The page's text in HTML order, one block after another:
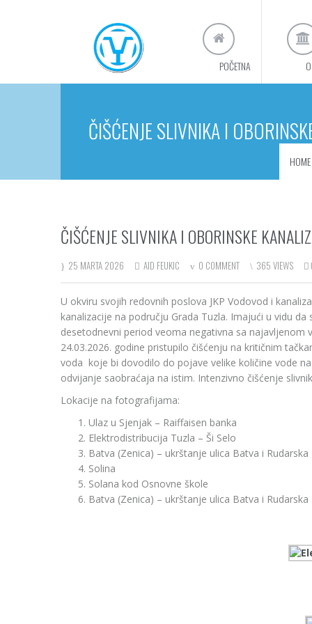
POČETNA
ČIŠĆENJE SLIVNIKA I
HOME
ČIŠĆENJE SLIVNIKA I OBORINSKE
25 MARTA 2026 AID FEUKIC 0 COMMENT 365 VIEWS
U okviru svojih redovnih poslova JKP Vodovod i
kanalizacije na području Grada Tuzla. Imajući u vidu
desetodnevni period veoma negativna sa najavljenom
24.03.2026. godine pristupilo čišćenju na kritičnim
voda koje bi dovodilo do pojave velike količine vode
odvijanje saobraćaja na istim. Intenzivno čišćenje
Lokacije na fotografijama:
Ulaz u Sjenjak – Raiffaisen banka
Elektrodistribucija Tuzla – Ši Selo
Batva (Zenica) – ukrštanje ulica Batva i Rudarska
Solina
Solana kod Osnovne škole
Batva (Zenica) – ukrštanje ulica Batva i Rudarska